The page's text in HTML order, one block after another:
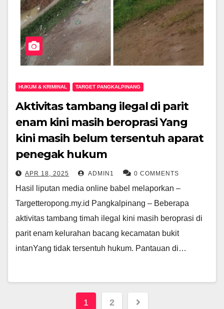
HUKUM & KRIMINAL TARGET PANGKALPINANG
Aktivitas tambang ilegal di parit
enam kini masih beroprasi Yang
kini masih belum tersentuh aparat
penegak hukum
APR 18, 2025 ADMIN1 0 COMMENTS
Hasil liputan media online babel melaporkan –
Targetteropong.my.id Pangkalpinang – Beberapa
aktivitas tambang timah ilegal kini masih beroprasi di
parit enam kelurahan bacang kecamatan bukit
intanYang tidak tersentuh hukum. Pantauan di…
Paginasi
1 2